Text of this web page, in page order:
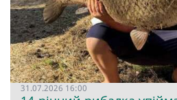
31.07.2026 16:00